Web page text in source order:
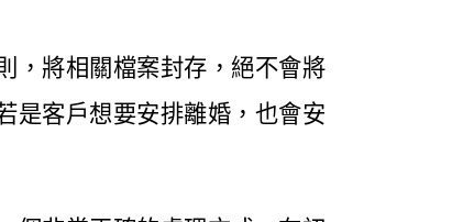
，將相關檔案封存，絕不會將
是客戶想要安排離婚，也會安